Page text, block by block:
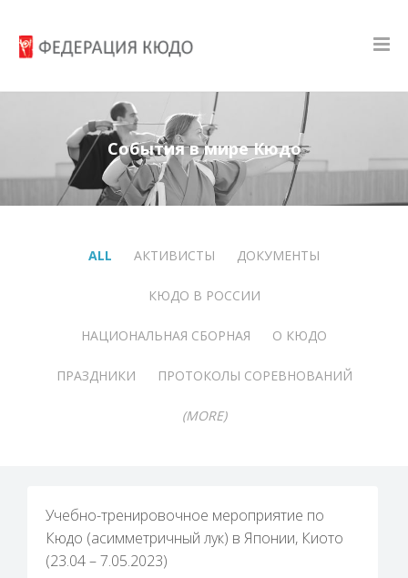
События в мире Кюдо
ALL АКТИВИСТЫ ДОКУМЕНТЫ
КЮДО В РОССИИ
НАЦИОНАЛЬНАЯ СБОРНАЯ О КЮДО
ПРАЗДНИКИ ПРОТОКОЛЫ СОРЕВНОВАНИЙ
(MORE)
Учебно-тренировочное мероприятие по
Кюдо (асимметричный лук) в Японии, Киото
(23.04 – 7.05.2023)